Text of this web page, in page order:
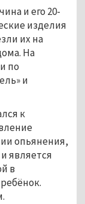
и его 20-
изделия
их на
На
по
и
к
опьянения,
является
в